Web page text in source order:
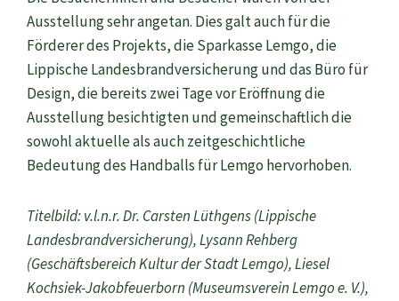
Ausstellung sehr angetan. Dies galt auch für die
Förderer des Projekts, die Sparkasse Lemgo, die
Lippische Landesbrandversicherung und das Büro für
Design, die bereits zwei Tage vor Eröffnung die
Ausstellung besichtigten und gemeinschaftlich die
sowohl aktuelle als auch zeitgeschichtliche
Bedeutung des Handballs für Lemgo hervorhoben.
Titelbild: v.l.n.r. Dr. Carsten Lüthgens (Lippische
Landesbrandversicherung), Lysann Rehberg
(Geschäftsbereich Kultur der Stadt Lemgo), Liesel
Kochsiek-Jakobfeuerborn (Museumsverein Lemgo e. V.),